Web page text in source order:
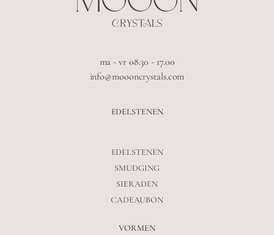
ma - vr 08.30 - 17.00
info@moooncrystals.com
EDELSTENEN
EDELSTENEN
SMUDGING
SIERADEN
CADEAUBON
VORMEN